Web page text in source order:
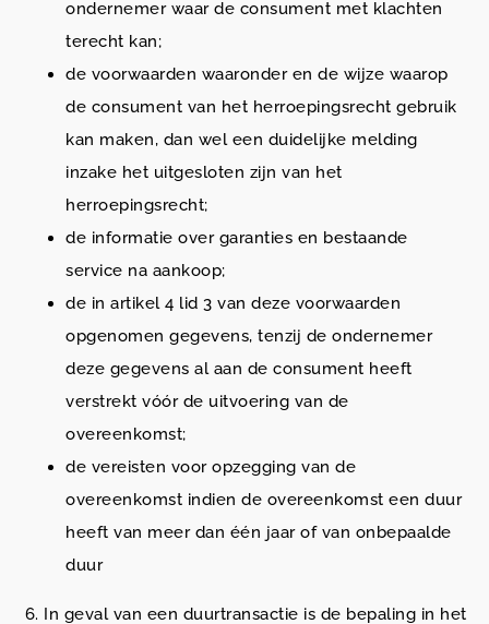
ondernemer waar de consument met klachten
terecht kan;
de voorwaarden waaronder en de wijze waarop
de consument van het herroepingsrecht gebruik
kan maken, dan wel een duidelijke melding
inzake het uitgesloten zijn van het
herroepingsrecht;
de informatie over garanties en bestaande
service na aankoop;
de in artikel 4 lid 3 van deze voorwaarden
opgenomen gegevens, tenzij de ondernemer
deze gegevens al aan de consument heeft
verstrekt vóór de uitvoering van de
overeenkomst;
de vereisten voor opzegging van de
overeenkomst indien de overeenkomst een duur
heeft van meer dan één jaar of van onbepaalde
duur
In geval van een duurtransactie is de bepaling in het